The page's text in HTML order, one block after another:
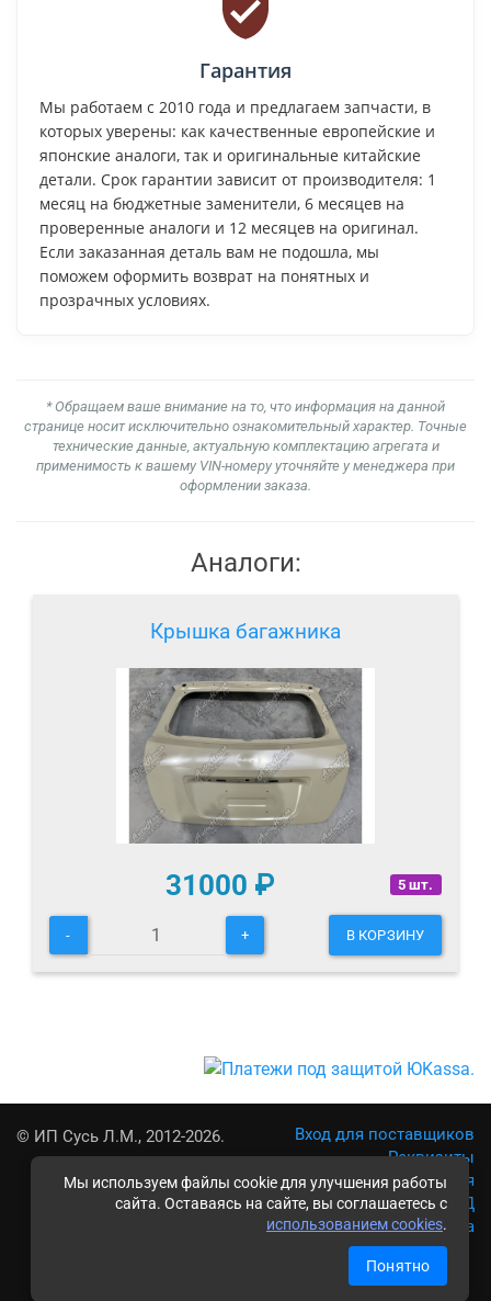
Мы используем файлы cookie для улучшения работы
сайта. Оставаясь на сайте, вы соглашаетесь с
использованием cookies.
Понятно
Гарантия
Мы работаем с 2010 года и предлагаем запчасти, в
которых уверены: как качественные европейские и
японские аналоги, так и оригинальные китайские
детали. Срок гарантии зависит от производителя: 1
месяц на бюджетные заменители, 6 месяцев на
проверенные аналоги и 12 месяцев на оригинал.
Если заказанная деталь вам не подошла, мы
поможем оформить возврат на понятных и
прозрачных условиях.
* Обращаем ваше внимание на то, что информация на данной
странице носит исключительно ознакомительный характер. Точные
технические данные, актуальную комплектацию агрегата и
применимость к вашему VIN-номеру уточняйте у менеджера при
оформлении заказа.
Аналоги:
Крышка багажника
5 шт.
31000 ₽
- + В КОРЗИНУ
© ИП Сусь Л.М., 2012-2026.
Вход для поставщиков
Реквизиты
Условия использования
Политика обработки ПД
Карта сайта